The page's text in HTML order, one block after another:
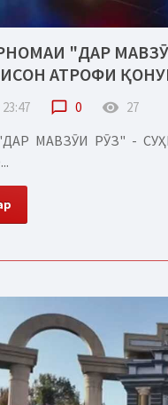
"ДАР
АТРОФИ
chat_bubble_outline 0 remove_red_eye 27
МАВЗӮИ РӮЗ" -